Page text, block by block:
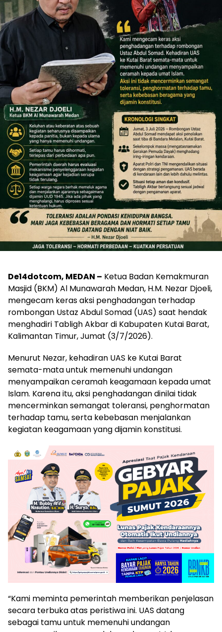
De14dotcom, MEDAN – Ketua Badan Kemakmuran
Masjid (BKM) Al Munawarah Medan, H.M. Nezar Djoeli,
mengecam keras aksi penghadangan terhadap
rombongan Ustaz Abdul Somad (UAS) saat hendak
menghadiri Tabligh Akbar di Kabupaten Kutai Barat,
Kalimantan Timur, Jumat (3/7/2026).
Menurut Nezar, kehadiran UAS ke Kutai Barat
semata-mata untuk memenuhi undangan
menyampaikan ceramah keagamaan kepada umat
Islam. Karena itu, aksi penghadangan dinilai tidak
mencerminkan semangat toleransi, penghormatan
terhadap tamu, serta kebebasan menjalankan
kegiatan keagamaan yang dijamin konstitusi.
“Kami meminta pemerintah memberikan penjelasan
secara terbuka atas peristiwa ini. UAS datang
sebagai tamu untuk memenuhi undangan